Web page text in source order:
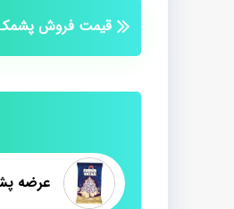
قیمت فروش پشمک